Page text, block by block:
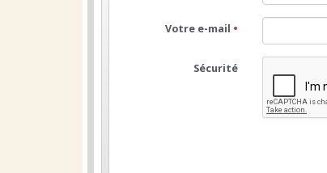
Votre e-mail •
Sécurité